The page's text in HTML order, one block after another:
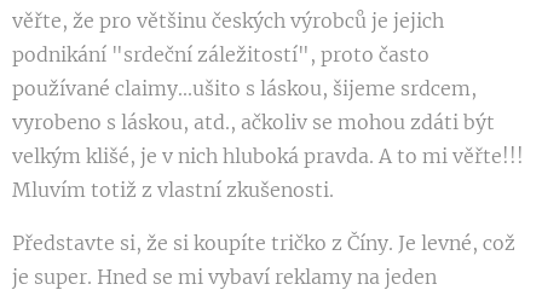
věřte, že pro většinu českých výrobců je jejich
podnikání "srdeční záležitostí", proto často
používané claimy...ušito s láskou, šijeme srdcem,
vyrobeno s láskou, atd., ačkoliv se mohou zdáti být
velkým klišé, je v nich hluboká pravda. A to mi věřte!!!
Mluvím totiž z vlastní zkušenosti.
Představte si, že si koupíte tričko z Číny. Je levné, což
je super. Hned se mi vybaví reklamy na jeden